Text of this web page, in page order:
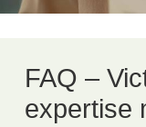
FAQ –
expertise